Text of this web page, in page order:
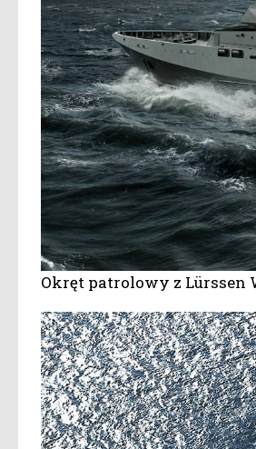
Okręt patrolowy z Lürssen